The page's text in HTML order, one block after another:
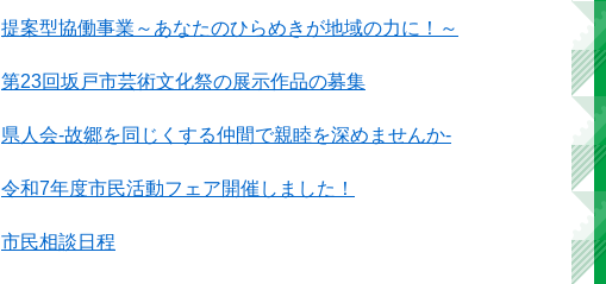
提案型協働事業～あなたのひらめきが地域の力に！～
第23回坂戸市芸術文化祭の展示作品の募集
県人会-故郷を同じくする仲間で親睦を深めませんか-
令和7年度市民活動フェア開催しました！
市民相談日程